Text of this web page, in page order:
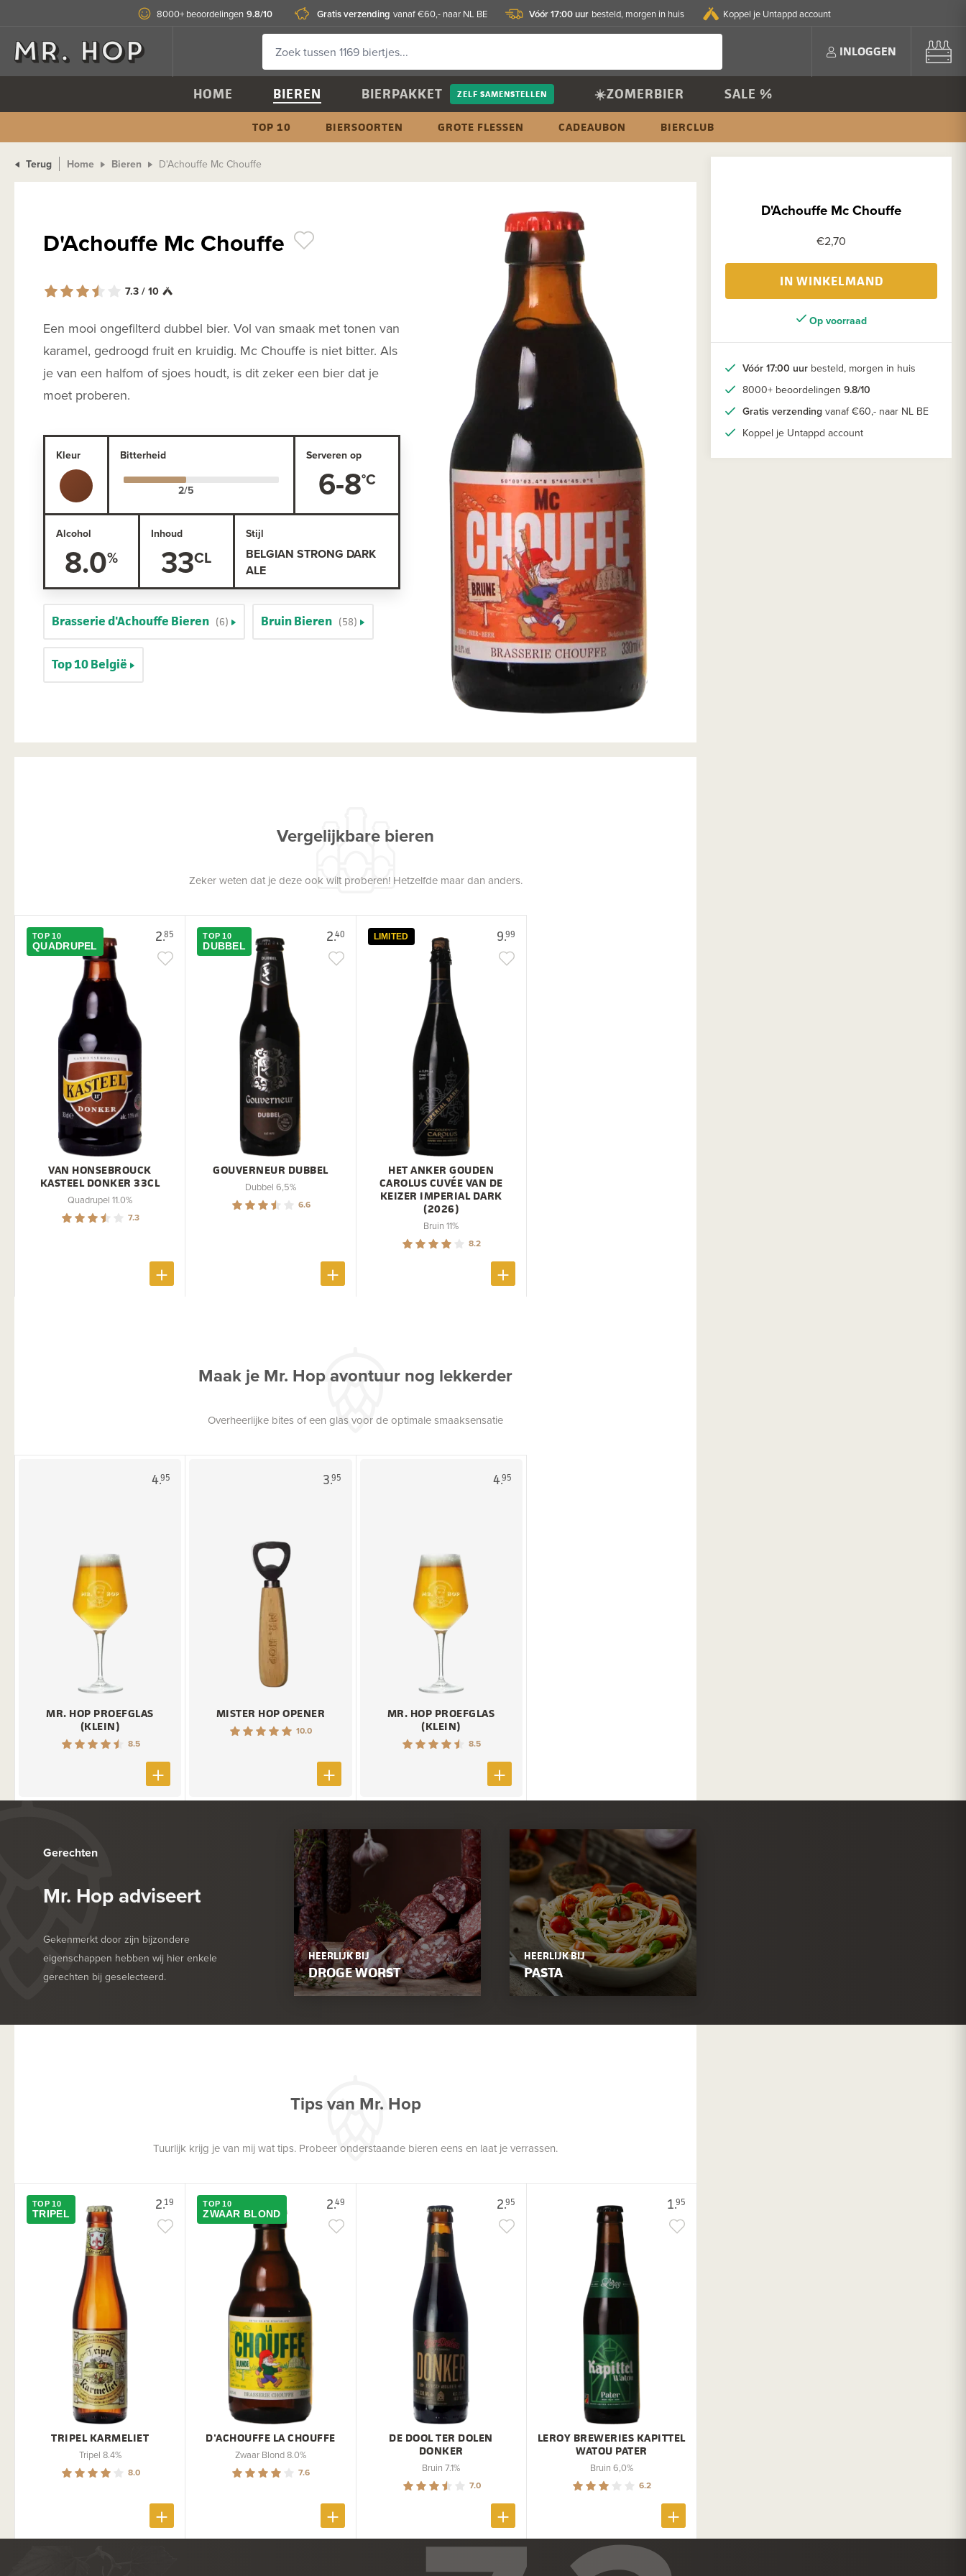
8000+ beoordelingen 9.8/10 Gratis verzending vanaf €60,- naar NL BE Vóór 17:00 uur besteld, morgen in huis Koppel je Untappd account
INLOGGEN
HOME BIEREN BIERPAKKET ZELF SAMENSTELLEN ☀️ZOMERBIER SALE %
TOP 10 BIERSOORTEN GROTE FLESSEN CADEAUBON BIERCLUB
Terug Home Bieren D'Achouffe Mc Chouffe
D'Achouffe Mc Chouffe
7.3 / 10
Een mooi ongefilterd dubbel bier. Vol van smaak met tonen van
karamel, gedroogd fruit en kruidig. Mc Chouffe is niet bitter. Als
je van een halfom of sjoes houdt, is dit zeker een bier dat je
moet proberen.
Kleur Bitterheid Serveren op
6-8
Alcohol
8.0
Inhoud
33
Stijl
BELGIAN STRONG DARK
ALE
Brasserie d'Achouffe Bieren (6) Bruin Bieren (58)
Top 10 België
D'Achouffe Mc Chouffe
€2,70
IN WINKELMAND
Op voorraad
Vóór 17:00 uur besteld, morgen in huis
8000+ beoordelingen 9.8/10
Gratis verzending vanaf €60,- naar NL BE
Koppel je Untappd account
Vergelijkbare bieren
Zeker weten dat je deze ook wilt proberen! Hetzelfde maar dan anders.
2.85
TOP 10
QUADRUPEL
VAN HONSEBROUCK
KASTEEL DONKER 33CL
Quadrupel 11.0%
7.3
2.40
TOP 10
DUBBEL
GOUVERNEUR DUBBEL
Dubbel 6,5%
6.6
9.99
LIMITED
HET ANKER GOUDEN
CAROLUS CUVÉE VAN DE
KEIZER IMPERIAL DARK
(2026)
Bruin 11%
8.2
Maak je Mr. Hop avontuur nog lekkerder
Overheerlijke bites of een glas voor de optimale smaaksensatie
4.95
MR. HOP PROEFGLAS
(KLEIN)
8.5
3.95
MISTER HOP OPENER
10.0
4.95
MR. HOP PROEFGLAS
(KLEIN)
8.5
Gerechten
Mr. Hop adviseert
Gekenmerkt door zijn bijzondere
eigenschappen hebben wij hier enkele
gerechten bij geselecteerd.
HEERLIJK BIJ
DROGE WORST
HEERLIJK BIJ
PASTA
Tips van Mr. Hop
Tuurlijk krijg je van mij wat tips. Probeer onderstaande bieren eens en laat je verrassen.
2.19
TOP 10
TRIPEL
TRIPEL KARMELIET
Tripel 8.4%
8.0
2.49
TOP 10
ZWAAR BLOND
D'ACHOUFFE LA CHOUFFE
Zwaar Blond 8.0%
7.6
2.95
DE DOOL TER DOLEN
DONKER
Bruin 7.1%
7.0
1.95
LEROY BREWERIES KAPITTEL
WATOU PATER
Bruin 6,0%
6.2